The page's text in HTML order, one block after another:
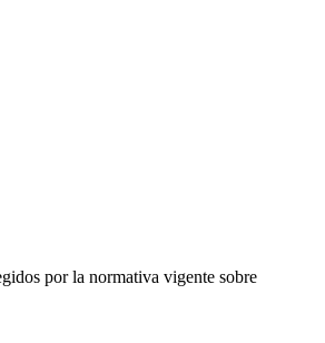
por la normativa vigente sobre